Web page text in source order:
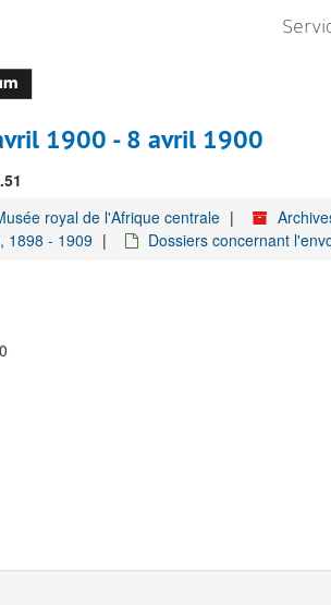
1900 - 8 avril 1900
royal de l'Afrique centrale
1898 - 1909
Dossiers concernant